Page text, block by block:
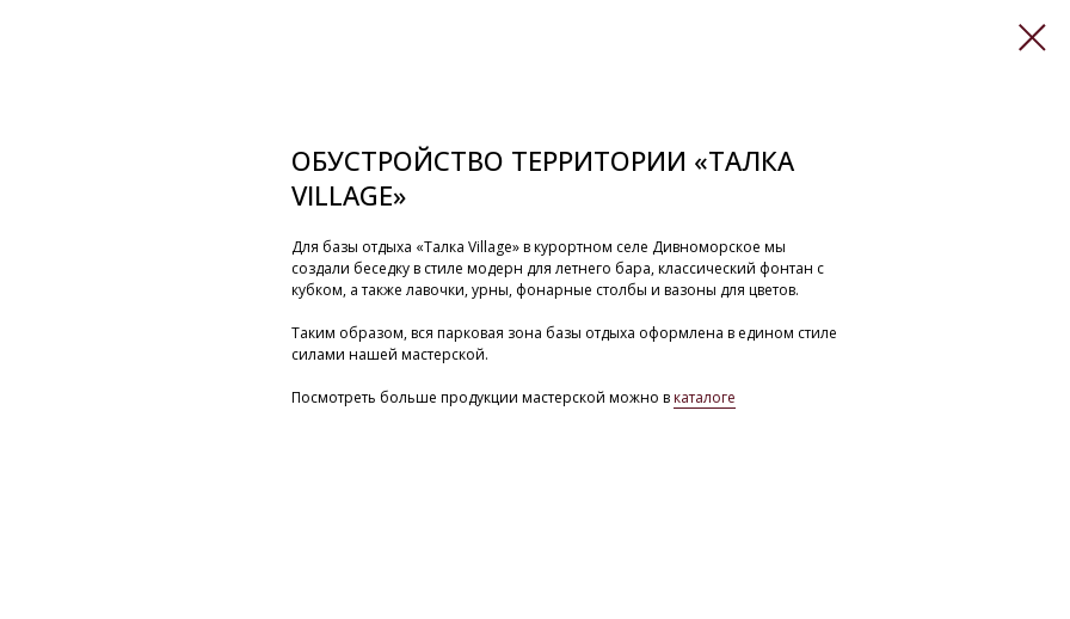
ОБУСТРОЙСТВО ТЕРРИТОРИИ «ТАЛКА
VILLAGE»
Для базы отдыха «Талка Village» в курортном селе Дивноморское мы
создали беседку в стиле модерн для летнего бара, классический фонтан с
кубком, а также лавочки, урны, фонарные столбы и вазоны для цветов.
Таким образом, вся парковая зона базы отдыха оформлена в едином стиле
силами нашей мастерской.
Посмотреть больше продукции мастерской можно в каталоге